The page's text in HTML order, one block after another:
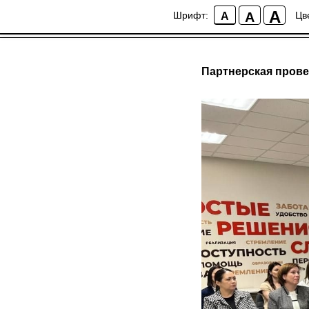
Шрифт: A A A
Партнерская